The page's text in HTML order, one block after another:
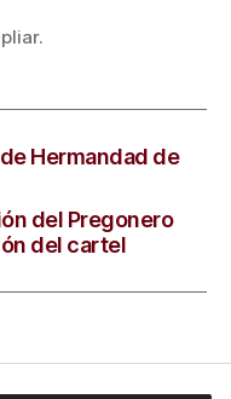
Hermandad de
del Pregonero
del cartel